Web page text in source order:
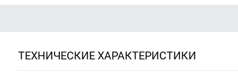
ТЕХНИЧЕСКИЕ ХАРАКТЕРИСТИКИ